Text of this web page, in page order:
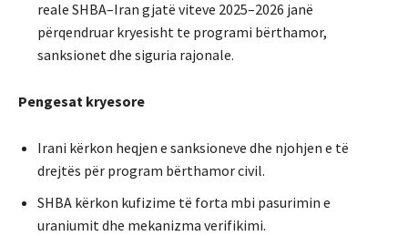
reale SHBA–Iran gjatë viteve 2025–2026 janë
përqendruar kryesisht te programi bërthamor,
sanksionet dhe siguria rajonale.
Pengesat kryesore
Irani kërkon heqjen e sanksioneve dhe njohjen e të
drejtës për program bërthamor civil.
SHBA kërkon kufizime të forta mbi pasurimin e
uraniumit dhe mekanizma verifikimi.